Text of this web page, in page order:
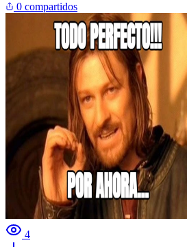
0 compartidos
4